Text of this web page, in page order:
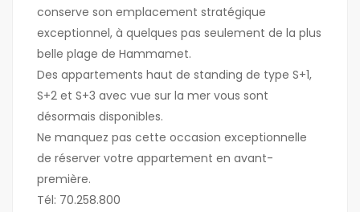
conserve son emplacement stratégique
exceptionnel, à quelques pas seulement de la plus
belle plage de Hammamet.
Des appartements haut de standing de type S+1,
S+2 et S+3 avec vue sur la mer vous sont
désormais disponibles.
Ne manquez pas cette occasion exceptionnelle
de réserver votre appartement en avant-
première.
Tél: 70.258.800